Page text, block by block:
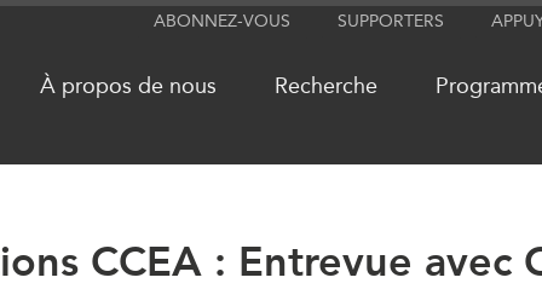
ABONNEZ-VOUS SUPPORTERS
À propos de nous Recherche
RÉSEAUX MÉDIAS
CCEA : Entrevue avec